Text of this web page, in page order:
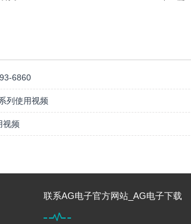
6860
列使用视频
视频
联系AG电子官方网站_AG电子下载